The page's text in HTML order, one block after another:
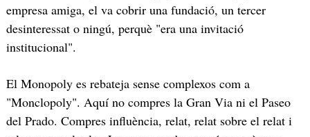
empresa amiga, el va cobrir una fundació, un tercer
desinteressat o ningú, perquè "era una invitació
institucional".
El Monopoly es rebateja sense complexos com a
"Monclopoly". Aquí no compres la Gran Via ni el Paseo
del Prado. Compres influència, relat, relat sobre el relat i